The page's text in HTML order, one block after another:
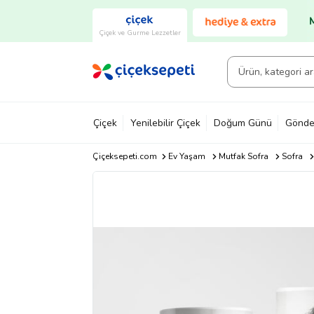
Çiçek ve Gurme Lezzetler
Çiçek Yenilebilir Çiçek Doğum Günü
Çiçeksepeti.com Ev Yaşam Mutfak Sofra Sofra